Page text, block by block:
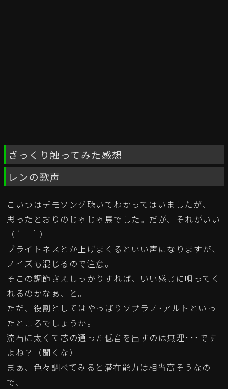
ざっくり触ってみた感想
レンの歌声
こいつはデモソング聴いてわかってはいましたが、
思ったとおりのじゃじゃ馬でした。だが、それがいい
（´ー｀）
ブライトネスとか上げまくるといい声になりますが、
ノイズも混じるので注意。
そこの調節さえしっかりすれば、いい感じに唄ってく
れるのかなぁ、と。
ただ、役割としてはやっぱりソプラノ･アルトといっ
たところでしょうか。
流石に太くて芯の通った低音を出すのは無理･･･です
よね？（聞くな）
まぁ、色々調べてみると潜在能力は相当高そうなの
で、